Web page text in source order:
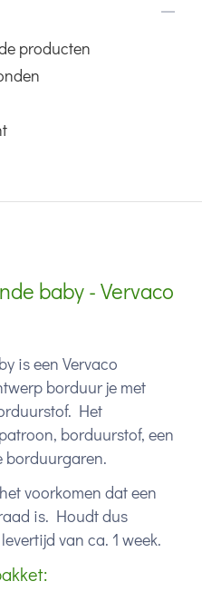
producten
baby - Vervaco
is een Vervaco
borduur je met
Het
borduurstof, een
borduurgaren.
voorkomen dat een
is. Houdt dus
van ca. 1 week.